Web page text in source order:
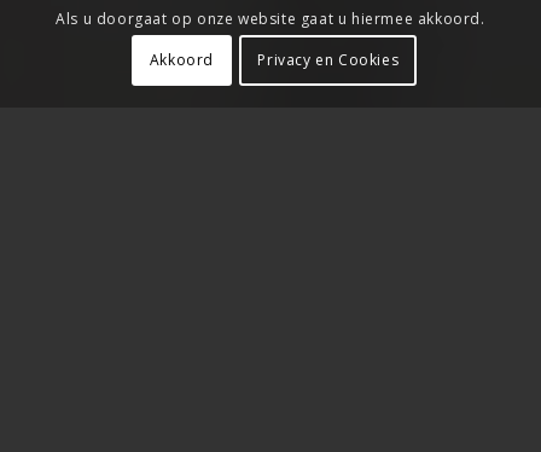
Als u doorgaat op onze website gaat u hiermee akkoord.
Akkoord Privacy en Cookies